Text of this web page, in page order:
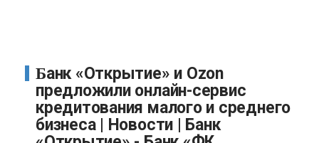
Банк «Открытие» и Ozon
предложили онлайн-сервис
кредитования малого и среднего
бизнеса | Новости | Банк